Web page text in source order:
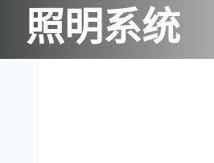
照明系统